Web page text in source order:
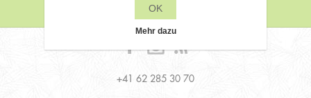
Kontaktiere uns
+41 62 285 30 70
OK
Mehr dazu